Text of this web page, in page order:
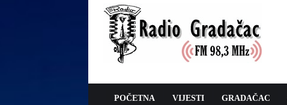
POČETNA VIJESTI GRADAČAC